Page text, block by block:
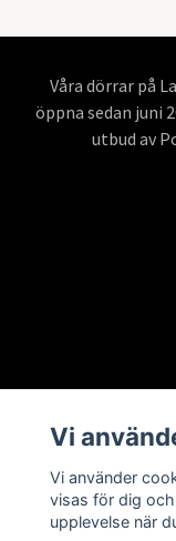
Våra dörrar på
öppna sedan juni
utbud av
Vi
Vi använder
visas för dig
upplevelse när